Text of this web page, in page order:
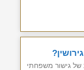
של גישור משפחתי